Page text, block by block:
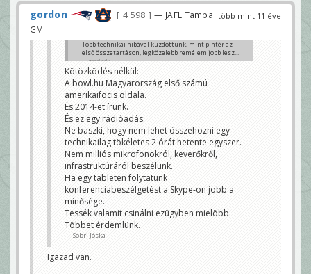
több mint 11 éve
gordon 4 598
— JAFL Tampa
GM
Több technikai hibával küzdöttünk, mint pintér az
első összetartáson, legközelebb remélem jobb lesz...
gabokocka
Kötözködés nélkül:
A bowl.hu Magyarország első számú
amerikaifocis oldala.
És 2014-et írunk.
És ez egy rádióadás.
Ne baszki, hogy nem lehet összehozni egy
technikailag tökéletes 2 órát hetente egyszer.
Nem milliós mikrofonokról, keverőkről,
infrastruktúráról beszélünk.
Ha egy tableten folytatunk
konferenciabeszélgetést a Skype-on jobb a
minősége.
Tessék valamit csinálni ezügyben mielöbb.
Többet érdemlünk.
Sobri Jóska
Igazad van.